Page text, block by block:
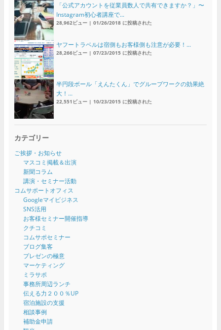
「公式アカウントを従業員数人で共有できますか？」〜
Instagram初心者講座で...
28,962ビュー| 01/26/2018 に投稿された
ヤフートラベルは宿側もお客様側も注意が必要！...
28,266ビュー| 07/23/2015 に投稿された
半円段ボール「えんたくん」でグループワークの効果絶
大！...
22,551ビュー| 10/23/2015 に投稿された
カテゴリー
ご挨拶・お知らせ
マスコミ掲載＆出演
新聞コラム
講演・セミナー活動
コムサポートオフィス
Googleマイビジネス
SNS活用
お客様セミナー開催指導
クチコミ
コムサポセミナー
ブログ集客
プレゼンの極意
マーケティング
ミラサポ
事務所周辺ランチ
伝える力２００％UP
宿泊施設の支援
相談事例
補助金申請